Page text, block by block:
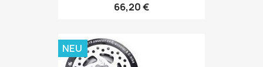
66,20 €
NEU